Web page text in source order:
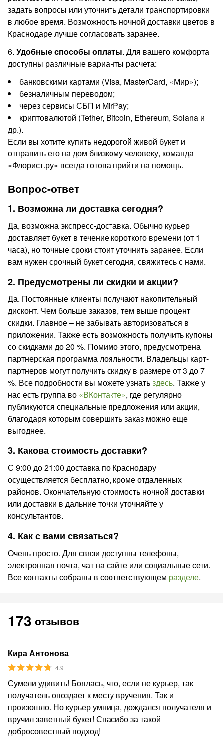
задать вопросы или уточнить детали транспортировки
в любое время. Возможность ночной доставки цветов в
Краснодаре лучше согласовать заранее.
6. Удобные способы оплаты. Для вашего комфорта
доступны различные варианты расчета:
банковскими картами (Visa, MasterCard, «Мир»);
безналичным переводом;
через сервисы СБП и MirPay;
криптовалютой (Tether, Bitcoin, Ethereum, Solana и
др.).
Если вы хотите купить недорогой живой букет и
отправить его на дом близкому человеку, команда
«Флорист.ру» всегда готова прийти на помощь.
Вопрос-ответ
1. Возможна ли доставка сегодня?
Да, возможна экспресс-доставка. Обычно курьер
доставляет букет в течение короткого времени (от 1
часа), но точные сроки стоит уточнить заранее. Если
вам нужен срочный букет сегодня, свяжитесь с нами.
2. Предусмотрены ли скидки и акции?
Да. Постоянные клиенты получают накопительный
дисконт. Чем больше заказов, тем выше процент
скидки. Главное – не забывать авторизоваться в
приложении. Также есть возможность получить купоны
со скидками до 20 %. Помимо этого, предусмотрена
партнерская программа лояльности. Владельцы карт-
партнеров могут получить скидку в размере от 3 до 7
%. Все подробности вы можете узнатьздесь. Также у
нас есть группа во «ВКонтакте», где регулярно
публикуются специальные предложения или акции,
благодаря которым совершить заказ можно еще
выгоднее.
3. Какова стоимость доставки?
С 9:00 до 21:00 доставка по Краснодару
осуществляется бесплатно, кроме отдаленных
районов. Окончательную стоимость ночной доставки
или доставки в дальние точки уточняйте у
консультантов.
4. Как с вами связаться?
Очень просто. Для связи доступны телефоны,
электронная почта, чат на сайте или социальные сети.
Все контакты собраны в соответствующем разделе.
173 отзывов
Кира Антонова
4.9
Сумели удивить! Боялась, что, если не курьер, так
получатель опоздает к месту вручения. Так и
произошло. Но курьер умница, дождался получателя и
вручил заветный букет! Спасибо за такой
добросовестный подход!